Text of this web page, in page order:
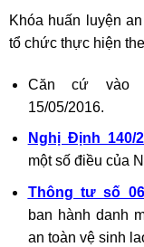
Khóa huấn luyện
tổ chức thực hiện
Căn cứ vào
15/05/2016.
Nghị Định 140/
một số điều của
Thông tư số
ban hành danh
an toàn vệ sinh